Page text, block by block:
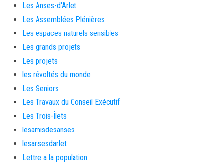
Les Anses-d'Arlet
Les Assemblées Plénières
Les espaces naturels sensibles
Les grands projets
Les projets
les révoltés du monde
Les Seniors
Les Travaux du Conseil Exécutif
Les Trois-Îlets
lesamisdesanses
lesansesdarlet
Lettre a la population